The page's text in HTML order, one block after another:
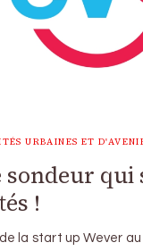
URBAINES ET
qui
!
la start up Wever